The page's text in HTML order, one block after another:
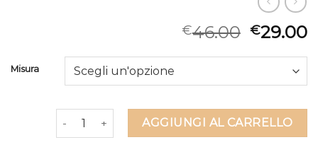
€46.00 €29.00
Misura
e9 pantaloni quantitàAGGIUNGI AL CARRELLO